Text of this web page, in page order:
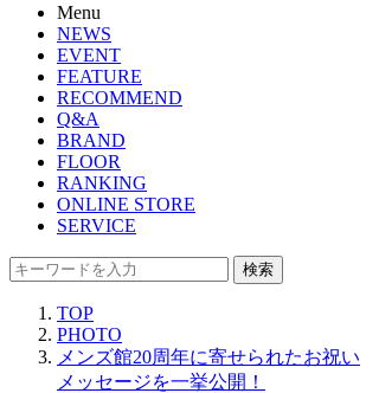
Menu
NEWS
EVENT
FEATURE
RECOMMEND
Q&A
BRAND
FLOOR
RANKING
ONLINE STORE
SERVICE
検索
TOP
PHOTO
メンズ館20周年に寄せられたお祝い
メッセージを一挙公開！